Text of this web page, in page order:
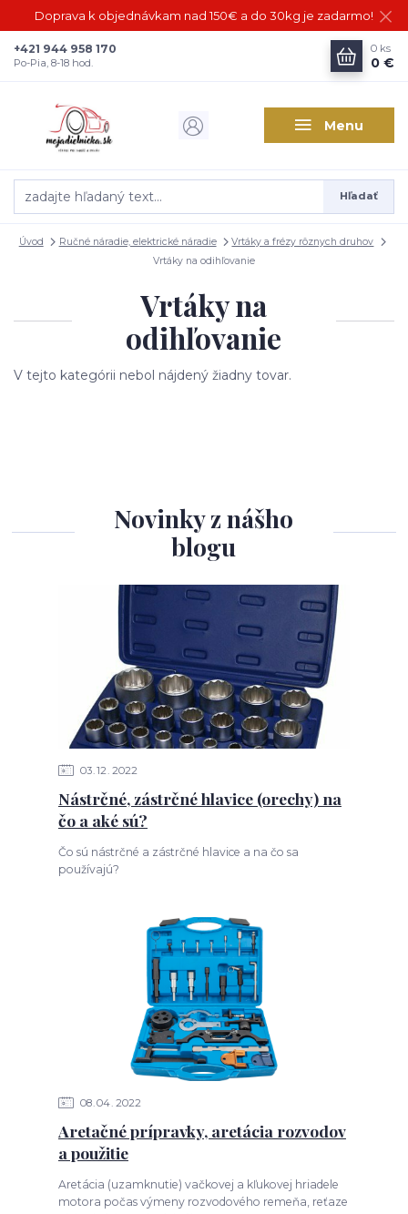
Doprava k objednávkam nad 150€ a do 30kg je zadarmo!
Menu
Hľadať
+421 944 958 170
Po-Pia, 8-18 hod.
0 ks
0 €
Úvod Ručné náradie, elektrické náradie
Vrtáky a frézy rôznych druhov
Vrtáky na odihľovanie
Vrtáky na
odihľovanie
V tejto kategórii nebol nájdený žiadny tovar.
Novinky z nášho
blogu
03 12 2022
Nástrčné, zástrčné hlavice (orechy) na
čo a aké sú?
Čo sú nástrčné a zástrčné hlavice a na čo sa
používajú?
08 04 2022
Aretačné prípravky, aretácia rozvodov
a použitie
Aretácia (uzamknutie) vačkovej a kľukovej hriadele
motora počas výmeny rozvodového remeňa, reťaze